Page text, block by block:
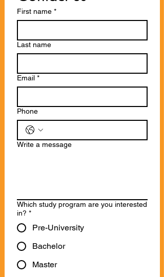
First name *
Last name
Email *
Phone
Write a message
Which study program are you interested
in? *
Pre-University
Bachelor
Master